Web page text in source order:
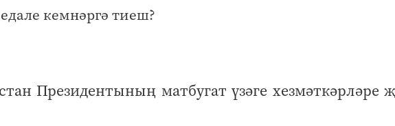
Президентының матбугат үзәге хезмәткәрләре